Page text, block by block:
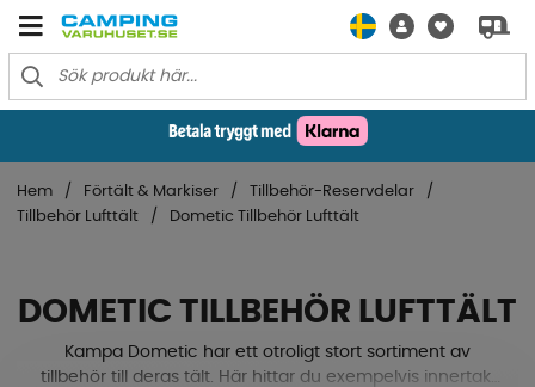
Hem Förtält & Markiser
Tillbehör-Reservdelar
Tillbehör Lufttält
Dometic Tillbehör Lufttält
DOMETIC TILLBEHÖR LUFTTÄLT
Kampa Dometic har ett otroligt stort sortiment av
tillbehör till deras tält. Här hittar du exempelvis innertak,